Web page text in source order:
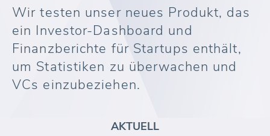
Wir testen unser neues Produkt, das
ein Investor-Dashboard und
Finanzberichte für Startups enthält,
um Statistiken zu überwachen und
VCs einzubeziehen.
AKTUELL